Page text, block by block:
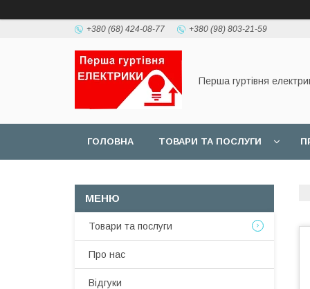
+380 (68) 424-08-77 +380 (98) 803-21-59
Перша гуртівня
ГОЛОВНА ТОВАРИ ТА ПОСЛУГИ
Товари та послуги
Про нас
Відгуки